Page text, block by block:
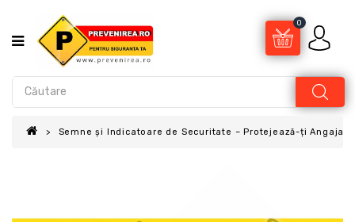
0
Semne și Indicatoare de Securitate – Protejează-ți